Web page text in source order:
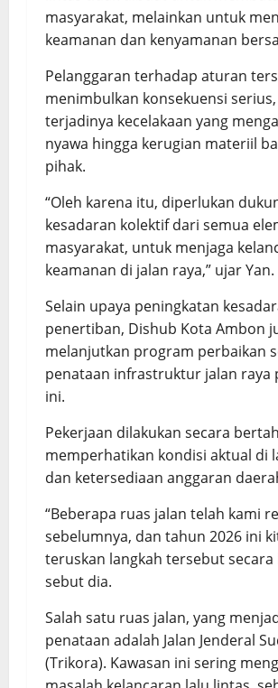
masyarakat, melainkan untuk
keamanan dan kenyamanan
Pelanggaran terhadap aturan
menimbulkan konsekuensi
terjadinya kecelakaan yang
nyawa hingga kerugian materiil
pihak.
“Oleh karena itu, diperlukan
kesadaran kolektif dari semua
masyarakat, untuk menjaga
keamanan di jalan raya,” ujar Yan.
Selain upaya peningkatan
penertiban, Dishub Kota Ambon
melanjutkan program perbaikan
penataan infrastruktur jalan raya
ini.
Pekerjaan dilakukan secara
memperhatikan kondisi aktual di
dan ketersediaan anggaran
“Beberapa ruas jalan telah kami
sebelumnya, dan tahun 2026 ini
teruskan langkah tersebut
sebut dia.
Salah satu ruas jalan, yang
penataan adalah Jalan Jenderal
(Trikora). Kawasan ini sering